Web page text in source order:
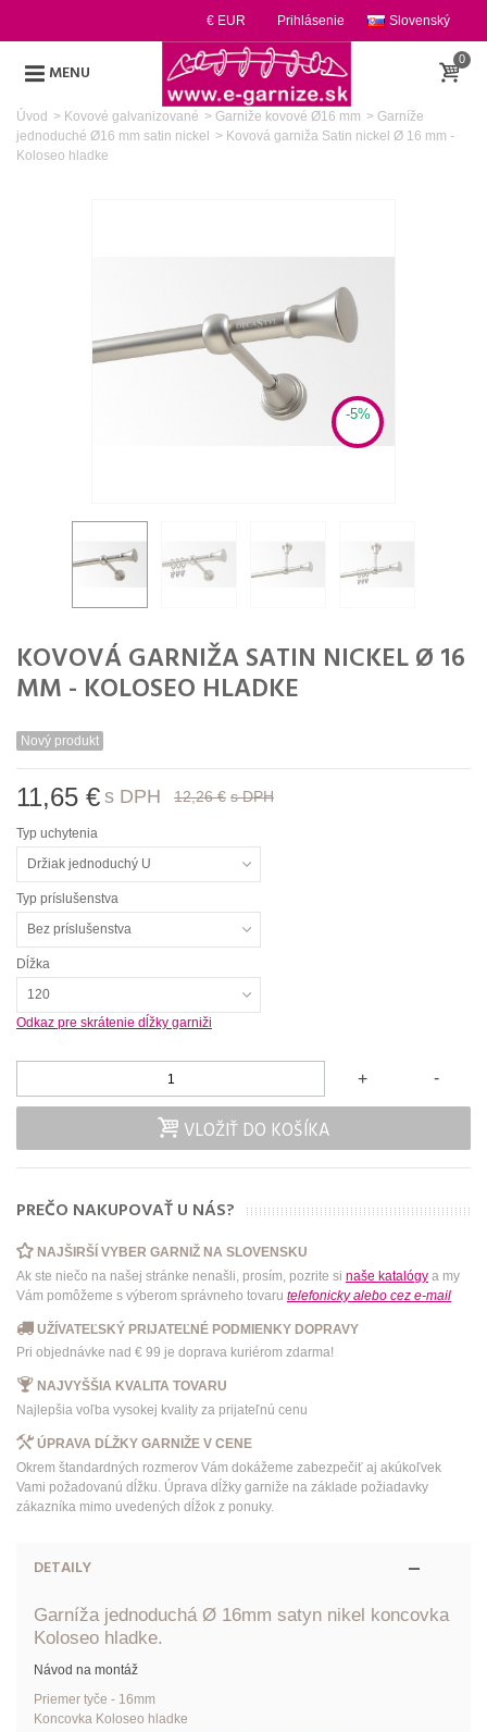
Slovenský
Prihlásenie
€ EUR
MENU
0
Úvod > Kovové galvanizované > Garniže kovové Ø16 mm > Garníže
jednoduché Ø16 mm satin nickel
> Kovová garniža Satin nickel Ø 16 mm -
Koloseo hladke
-5%
KOVOVÁ GARNIŽA SATIN NICKEL Ø 16
MM - KOLOSEO HLADKE
Nový produkt
11,65 € s DPH 12,26 € s DPH
Typ uchytenia
Držiak jednoduchý U
Typ príslušenstva
Bez príslušenstva
Dĺžka
120
Odkaz pre skrátenie dĺžky garniži
-
+
VLOŽIŤ DO KOŠÍKA
PREČO NAKUPOVAŤ U NÁS?
NAJŠIRŠÍ VYBER GARNIŽ NA SLOVENSKU
Ak ste niečo na našej stránke nenašli, prosím, pozrite si naše katalógy a my
Vám pomôžeme s výberom správneho tovaru telefonicky alebo cez e-mail
UŽÍVATEĽSKÝ PRIJATEĽNÉ PODMIENKY DOPRAVY
Pri objednávke nad € 99 je doprava kuriérom zdarma!
NAJVYŠŠIA KVALITA TOVARU
Najlepšia voľba vysokej kvality za prijateľnú cenu
ÚPRAVA DĹŽKY GARNIŽE V CENE
Okrem štandardných rozmerov Vám dokážeme zabezpečiť aj akúkoľvek
Vami požadovanú dĺžku. Úprava dĺžky garniže na základe požiadavky
zákazníka mimo uvedených dĺžok z ponuky.
DETAILY
Garníža jednoduchá Ø 16mm satyn nikel koncovka
Koloseo hladke.
Návod na montáž
Priemer tyče - 16mm
Koncovka Koloseo hladke